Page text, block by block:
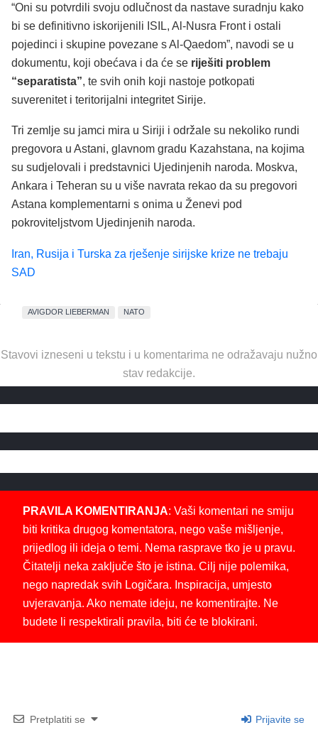
“Oni su potvrdili svoju odlučnost da nastave suradnju kako
bi se definitivno iskorijenili ISIL, Al-Nusra Front i ostali
pojedinci i skupine povezane s Al-Qaedom”, navodi se u
dokumentu, koji obećava i da će se riješiti problem
“separatista”, te svih onih koji nastoje potkopati
suverenitet i teritorijalni integritet Sirije.
Tri zemlje su jamci mira u Siriji i održale su nekoliko rundi
pregovora u Astani, glavnom gradu Kazahstana, na kojima
su sudjelovali i predstavnici Ujedinjenih naroda. Moskva,
Ankara i Teheran su u više navrata rekao da su pregovori
Astana komplementarni s onima u Ženevi pod
pokroviteljstvom Ujedinjenih naroda.
Iran, Rusija i Turska za rješenje sirijske krize ne trebaju
SAD
AVIGDOR LIEBERMAN NATO
Stavovi izneseni u tekstu i u komentarima ne odražavaju nužno
stav redakcije.
PRAVILA KOMENTIRANJA: Vaši komentari ne smiju
biti kritika drugog komentatora, nego vaše mišljenje,
prijedlog ili ideja o temi. Nema rasprave tko je u pravu.
Čitatelji neka zaključe što je istina. Cilj nije polemika,
nego napredak svih Logičara. Inspiracija, umjesto
uvjeravanja. Ako nemate ideju, ne komentirajte. Ne
budete li respektirali pravila, biti će te blokirani.
Pretplatiti se Prijavite se